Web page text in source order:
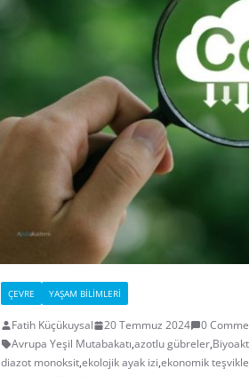
ÇEVRE YAŞAM BILIMLERI
Fatih Küçükuysal 20 Temmuz 2024
0
Avrupa Yeşil Mutabakatı,azotlu gübreler,
diazot monoksit,ekolojik ayak izi,ekonomik